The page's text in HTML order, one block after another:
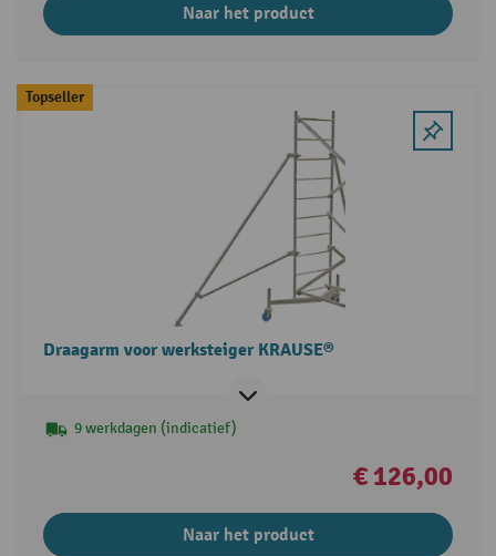
Naar het product
Topseller
Draagarm voor werksteiger KRAUSE®
9 werkdagen (indicatief)
€ 126,00
Naar het product